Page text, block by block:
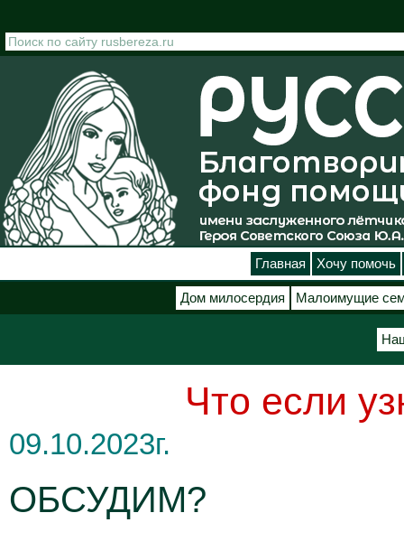
Главная Хочу помочь
Дом милосердия Малоимущие
Что если
09.10.2023г.
ОБСУДИМ?